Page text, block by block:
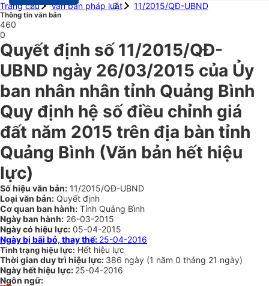
Trang chủ
Văn bản pháp luật 11/2015/QĐ-UBND
Thông tin văn bản
460
0
Quyết định số 11/2015/QĐ-
UBND ngày 26/03/2015 của Ủy
ban nhân nhân tỉnh Quảng Bình
Quy định hệ số điều chỉnh giá
đất năm 2015 trên địa bàn tỉnh
Quảng Bình (Văn bản hết hiệu
lực)
Số hiệu văn bản: 11/2015/QĐ-UBND
Loại văn bản: Quyết định
Cơ quan ban hành: Tỉnh Quảng Bình
Ngày ban hành: 26-03-2015
Ngày có hiệu lực: 05-04-2015
Ngày bị bãi bỏ, thay thế: 25-04-2016
Tình trạng hiệu lực: Hết hiệu lực
Thời gian duy trì hiệu lực: 386 ngày (1 năm 0 tháng 21 ngày)
Ngày hết hiệu lực: 25-04-2016
Ngôn ngữ: